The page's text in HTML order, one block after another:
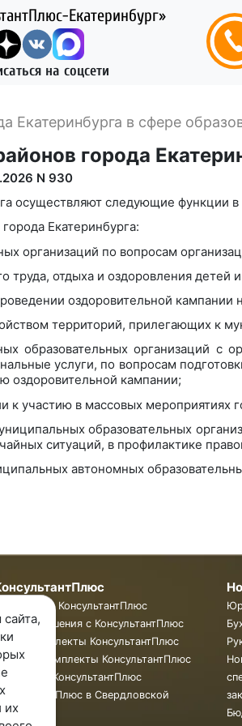
Екатеринбург»
на соцсети
Екатеринбурга в сфере
города
N 930
осуществляют следующие функции в
Екатеринбурга:
организаций по вопросам
труда, отдыха и оздоровления детей
оздоровительной кампании
территорий, прилегающих к
образовательных организаций с
услуги, по вопросам
оздоровительной кампании;
участию в массовых мероприятиях
образовательных
ситуаций, в профилактике
автономных
Программы КонсультантПлюс
решения с КонсультантПлюс
Комплекты КонсультантПлюс
Комплекты КонсультантПлюс
КонсультантПлюс
в Свердловской
их